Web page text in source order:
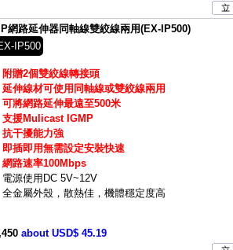
網路延伸器同軸線雙絞線兩用(EX-IP500)
IP500
附贈2個雙絞線轉接頭
延伸線材可使用同軸線或雙絞線兩用
可將網路延伸最遠至500米
支援Mulicast IGMP
抗干擾能力強
即插即用無需設定安裝快速
網路速率100Mbps
電源使用DC 5V~12V
全金屬外殼，散熱佳，機體穩定度高
about USD$ 45.19